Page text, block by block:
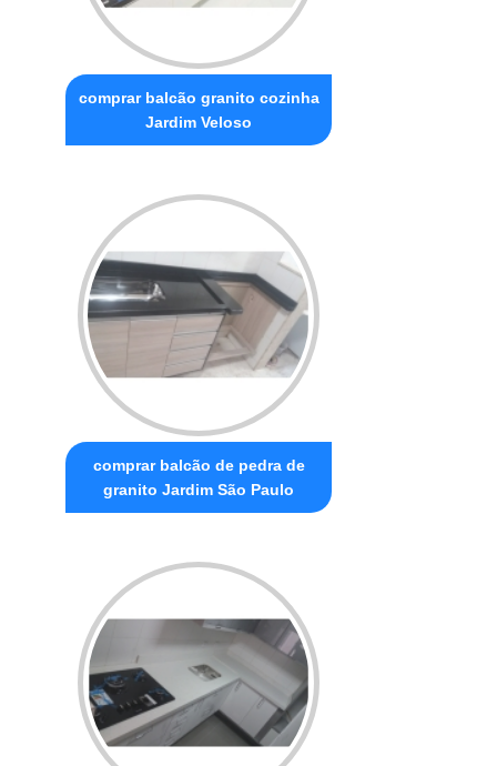
comprar balcão granito cozinha
Jardim Veloso
comprar balcão de pedra de
granito Jardim São Paulo